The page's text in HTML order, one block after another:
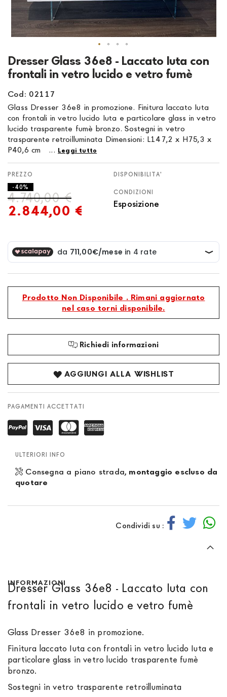
Dresser Glass 36e8 - Laccato Iuta con
frontali in vetro lucido e vetro fumè
Cod: 02117
Glass Dresser 36e8 in promozione. Finitura laccato Iuta
con frontali in vetro lucido Iuta e particolare glass in vetro
lucido trasparente fumè bronzo. Sostegni in vetro
trasparente retroilluminata Dimensioni: L147,2 x H75,3 x
P40,6 cm ... Leggi tutto
2.844,00 €
4.740,00 €
- 40%
DISPONIBILITA'
CONDIZIONI
Esposizione
Prodotto Non Disponibile . Rimani aggiornato
nel caso torni disponibile.
Richiedi informazioni
AGGIUNGI ALLA WISHLIST
PAGAMENTI ACCETTATI
ULTERIORI INFO
Consegna a piano strada, montaggio escluso da
quotare
Condividi su :
Vai
all'inizio
della
galleria
di
immagini
INFORMAZIONI
Dresser Glass 36e8 - Laccato Iuta con
frontali in vetro lucido e vetro fumè
Glass Dresser 36e8 in promozione.
Finitura laccato Iuta con frontali in vetro lucido Iuta e
particolare glass in vetro lucido trasparente fumè
bronzo.
Sostegni in vetro trasparente retroilluminata